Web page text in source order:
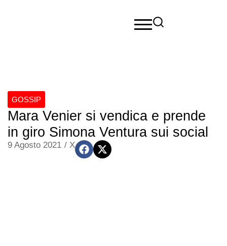
GOSSIP
Mara Venier si vendica e prende
in giro Simona Ventura sui social
9 Agosto 2021 / X